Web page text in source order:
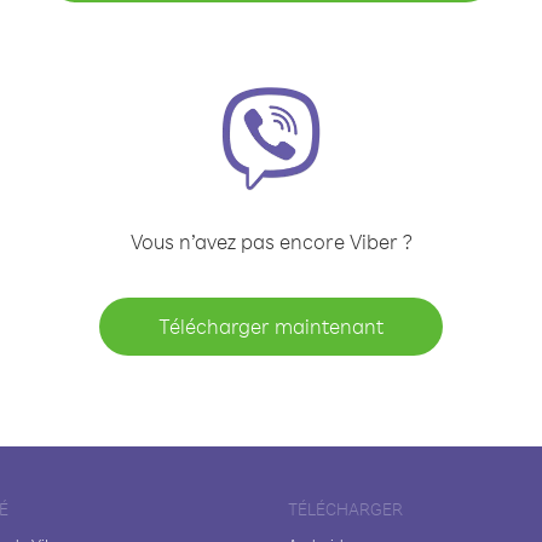
Vous n’avez pas encore Viber ?
Télécharger maintenant
TÉLÉCHARGER